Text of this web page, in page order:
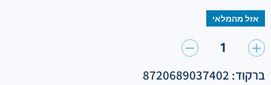
אזל מהמלאי
1
ברקוד: 8720689037402